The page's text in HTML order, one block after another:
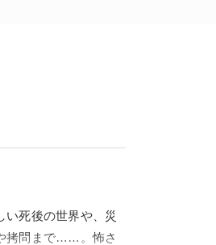
死後の世界や、災
拷問まで……。怖さ